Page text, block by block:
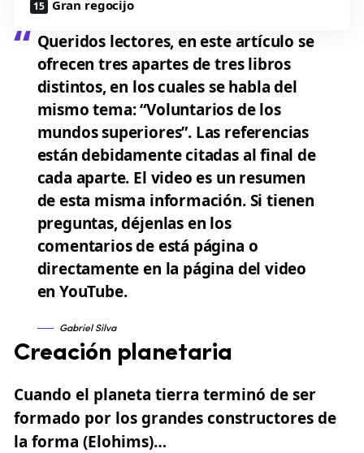
Gran regocijo
Queridos lectores, en este artículo se
ofrecen tres apartes de tres libros
distintos, en los cuales se habla del
mismo tema:“Voluntarios de los
mundos superiores”. Las referencias
están debidamente citadas al final de
cada aparte. El video es un resumen
de esta misma información.Si tienen
preguntas, déjenlas en los
comentarios de está página o
directamente en la página del video
en YouTube.
Gabriel Silva
Creación planetaria
Cuando el planeta tierra terminó de ser
formado por los grandes constructores de
la forma (Elohims)…